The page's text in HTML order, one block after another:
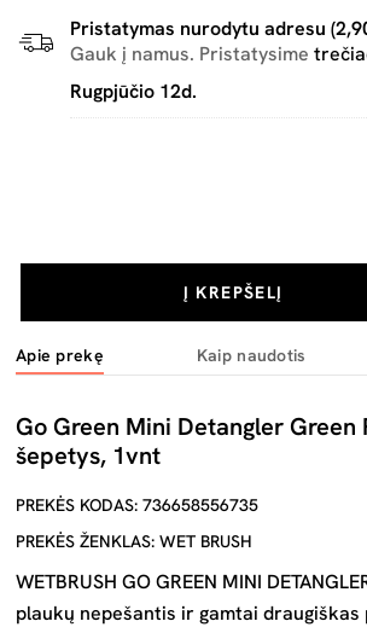
Į KREPŠELĮ
Pristatymas nurodytu adresu
Gauk į namus. Pristatysime
Rugpjūčio 12d.
Apie prekę Kaip naudotis
Go Green Mini Detangler Green
šepetys, 1vnt
PREKĖS KODAS: 736658556735
PREKĖS ŽENKLAS: WET BRUSH
WETBRUSH GO GREEN MINI
plaukų nepešantis ir gamtai draugiškas